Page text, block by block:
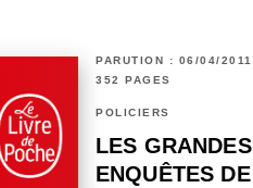
PARUTION : 06/04/2011
352 PAGES
POLICIERS
LES GRANDES
ENQUÊTES DE